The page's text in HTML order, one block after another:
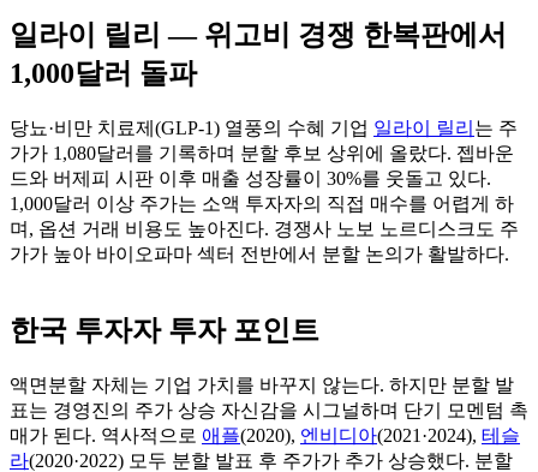
일라이 릴리 — 위고비 경쟁 한복판에서
1,000달러 돌파
당뇨·비만 치료제(GLP-1) 열풍의 수혜 기업 일라이 릴리 는 주
가가 1,080달러를 기록하며 분할 후보 상위에 올랐다. 젭바운
드와 버제피 시판 이후 매출 성장률이 30%를 웃돌고 있다.
1,000달러 이상 주가는 소액 투자자의 직접 매수를 어렵게 하
며, 옵션 거래 비용도 높아진다. 경쟁사 노보 노르디스크도 주
가가 높아 바이오파마 섹터 전반에서 분할 논의가 활발하다.
한국 투자자 투자 포인트
액면분할 자체는 기업 가치를 바꾸지 않는다. 하지만 분할 발
표는 경영진의 주가 상승 자신감을 시그널하며 단기 모멘텀 촉
매가 된다. 역사적으로 애플(2020), 엔비디아(2021·2024), 테슬
라(2020·2022) 모두 분할 발표 후 주가가 추가 상승했다. 분할